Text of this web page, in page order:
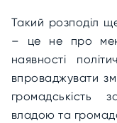
Такий розподіл
– це не про
наявності
впроваджувати
громадськість
владою та